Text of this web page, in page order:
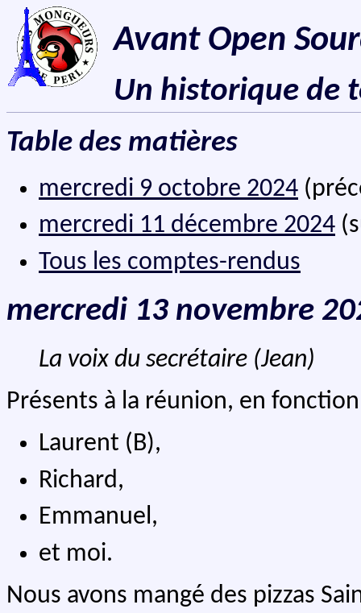
Avant Open
Un historique de
Table des matières
mercredi 9 octobre 2024
mercredi 11 décembre 2024
Tous les comptes-rendus
mercredi 13 novembre
La voix du secrétaire (Jean)
Présents à la réunion, en
Laurent (B),
Richard,
Emmanuel,
et moi.
Nous avons mangé des pizzas